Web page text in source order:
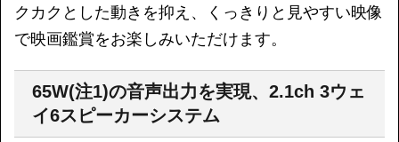
クカクとした動きを抑え、くっきりと見やすい映像
で映画鑑賞をお楽しみいただけます。
65W(注1)の音声出力を実現、2.1ch 3ウェ
イ6スピーカーシステム